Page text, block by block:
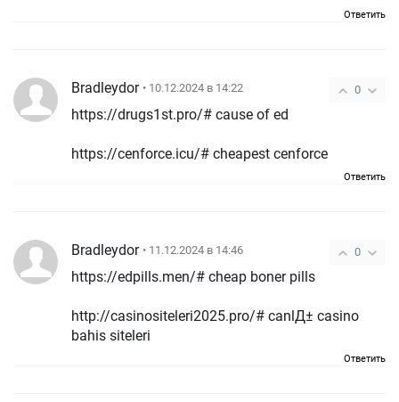
Ответить
0
Bradleydor • 10.12.2024 в 14:22
https://drugs1st.pro/# cause of ed
https://cenforce.icu/# cheapest cenforce
Ответить
0
Bradleydor • 11.12.2024 в 14:46
https://edpills.men/# cheap boner pills
http://casinositeleri2025.pro/# canlД± casino
bahis siteleri
Ответить